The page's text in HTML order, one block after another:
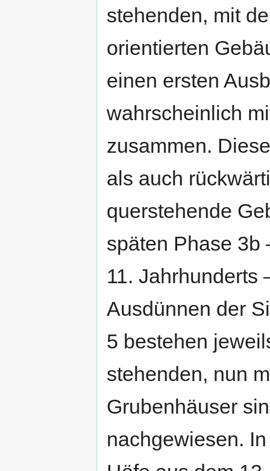
stehenden, mit
orientierten
einen ersten
wahrscheinlich
zusammen.
als auch
querstehende
späten Phase 3b
11. Jahrhunderts
Ausdünnen der
5 bestehen
stehenden, nun
Grubenhäuser
nachgewiesen.